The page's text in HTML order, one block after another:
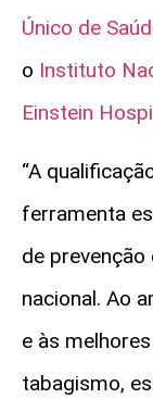
Único de
o Instituto
Einstein
“A
ferramenta
de
nacional. Ao
e às
tabagismo,